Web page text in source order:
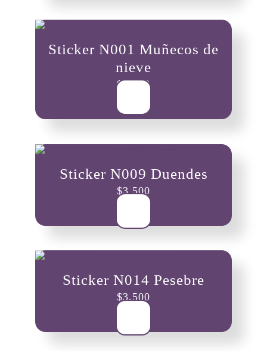
Sticker N001 Muñecos de
nieve
$3,500
Sticker N009 Duendes
$3,500
Sticker N014 Pesebre
$3,500